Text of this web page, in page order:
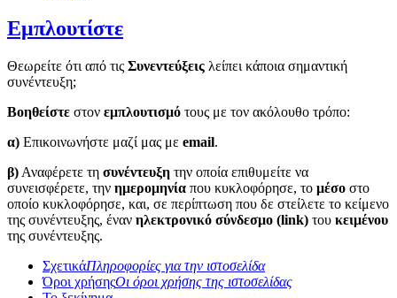
Εμπλουτίστε
Θεωρείτε ότι από τις Συνεντεύξεις λείπει κάποια σημαντική
συνέντευξη;
Βοηθείστε στον εμπλουτισμό τους με τον ακόλουθο τρόπο:
α) Επικοινωνήστε μαζί μας με email.
β) Αναφέρετε τη συνέντευξη την οποία επιθυμείτε να
συνεισφέρετε, την ημερομηνία που κυκλοφόρησε, το μέσο στο
οποίο κυκλοφόρησε, και, σε περίπτωση που δε στείλετε το κείμενο
της συνέντευξης, έναν ηλεκτρονικό σύνδεσμο (link) του κειμένου
της συνέντευξης.
ΣχετικάΠληροφορίες για την ιστοσελίδα
Όροι χρήσηςΟι όροι χρήσης της ιστοσελίδας